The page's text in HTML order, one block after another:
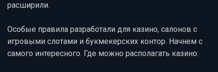
расширили.
Особые правила разработали для казино, салонов с
игровыми слотами и букмекерских контор. Начнем с
самого интересного. Где можно располагать казино: